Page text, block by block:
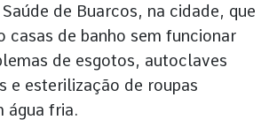
de Buarcos, na cidade, que
casas de banho sem funcionar
de esgotos, autoclaves
e esterilização de roupas
água fria.